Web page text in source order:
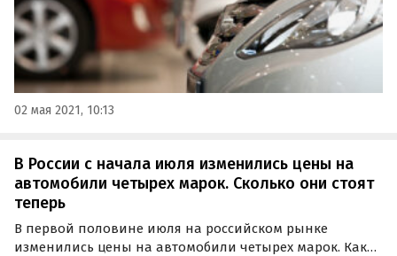
02 мая 2021, 10:13
В России с начала июля изменились цены на
автомобили четырех марок. Сколько они стоят
теперь
В первой половине июля на российском рынке
изменились цены на автомобили четырех марок. Какие